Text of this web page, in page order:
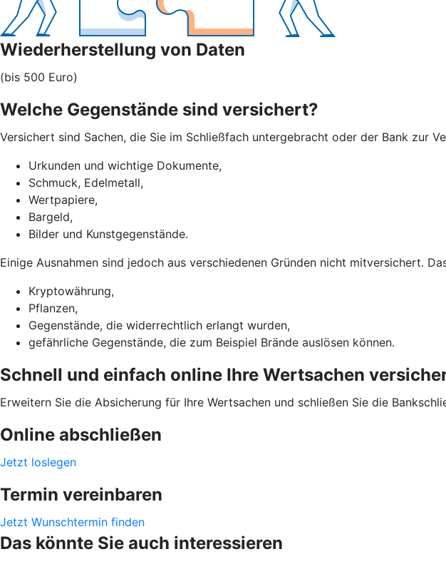
Wiederherstellung von Daten
(bis 500 Euro)
Welche Gegenstände sind versichert?
Versichert sind Sachen, die Sie im Schließfach untergebracht oder der Bank zur
Urkunden und wichtige Dokumente,
Schmuck, Edelmetall,
Wertpapiere,
Bargeld,
Bilder und Kunstgegenstände.
Einige Ausnahmen sind jedoch aus verschiedenen Gründen nicht mitversichert.
Kryptowährung,
Pflanzen,
Gegenstände, die widerrechtlich erlangt wurden,
gefährliche Gegenstände, die zum Beispiel Brände auslösen können.
Schnell und einfach online Ihre Wertsachen
Erweitern Sie die Absicherung für Ihre Wertsachen und schließen Sie die
Online abschließen
Jetzt loslegen
Termin vereinbaren
Jetzt Wunschtermin finden
Das könnte Sie auch interessieren